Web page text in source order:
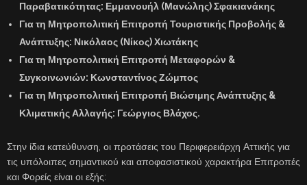
Παραβατικότητας: Εμμανουήλ (Μανώλης) Σφακιανάκης
Για τη Μητροπολιτική Επιτροπή Τουριστικής Προβολής &
Ανάπτυξης: Νικόλαος (Νίκος) Χιωτάκης
Για τη Μητροπολιτική Επιτροπή Μεταφορών &
Συγκοινωνιών: Κωνσταντίνος Ζώμπος
Για τη Μητροπολιτική Επιτροπή Βιώσιμης Ανάπτυξης &
Κλιματικής Αλλαγής: Γεώργιος Βλάχος.
Στην ίδια κατεύθυνση, οι προτάσεις του Περιφερειάρχη Αττικής για
τις υπόλοιπες σημαντικού και αποφασιστικού χαρακτήρα Επιτροπές
και Φορείς είναι οι εξής: